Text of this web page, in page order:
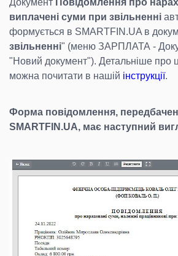
Документ
Повідомлення про
виплачені суми при звільненні
формується в SMARTFIN.UA в
звільненні" (меню ЗАРПЛАТА -
"Новий документ"). Детальніше про
можна почитати в нашій інструкції.
Форма повідомлення,
SMARTFIN.UA, має наступний